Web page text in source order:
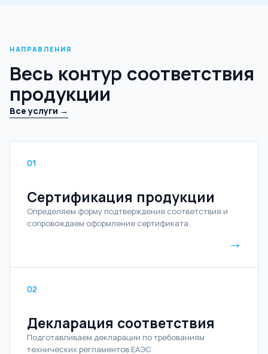
НАПРАВЛЕНИЯ
Весь контур соответствия
продукции
Все услуги →
01
Сертификация продукции
Определяем форму подтверждения соответствия и
сопровождаем оформление сертификата.
→
02
Декларация соответствия
Подготавливаем декларации по требованиям
технических регламентов ЕАЭС.